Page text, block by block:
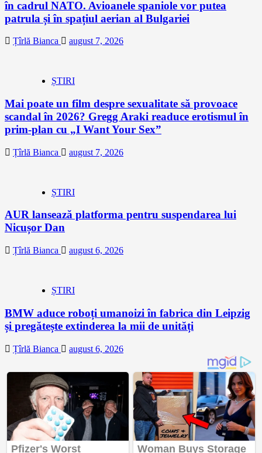
în cadrul NATO. Avioanele spaniole vor putea
patrula și în spațiul aerian al Bulgariei
Țîrlă Bianca august 7, 2026
ȘTIRI
Mai poate un film despre sexualitate să provoace
scandal în 2026? Gregg Araki readuce erotismul în
prim-plan cu „I Want Your Sex”
Țîrlă Bianca august 7, 2026
ȘTIRI
AUR lansează platforma pentru suspendarea lui
Nicușor Dan
Țîrlă Bianca august 6, 2026
ȘTIRI
BMW aduce roboți umanoizi în fabrica din Leipzig
și pregătește extinderea la mii de unități
Țîrlă Bianca august 6, 2026